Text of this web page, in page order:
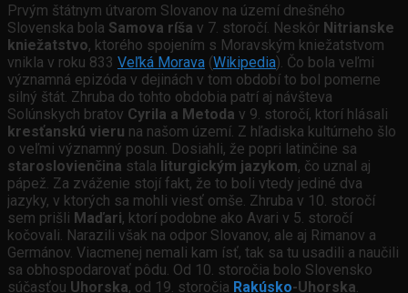
Prvým štátnym útvarom Slovanov na území dnešného
Slovenska bola Samova ríša v 7. storočí. Neskôr Nitrianske
kniežatstvo, ktorého spojením s Moravským kniežatstvom
vnikla v roku 833 Veľká Morava (Wikipedia). Čo bola veľmi
významná epizóda v dejinách v tom období to bol pomerne
silný štát. Zhruba do tohto obdobia patrí aj návšteva
Solúnskych bratov Cyrila a Metoda v 9. storočí, ktorí hlásali
kresťanskú vieru na našom území. Z hľadiska kultúrneho šlo
o veľmi významný posun. Dosiahli, že popri latinčine sa
staroslovienčina stala liturgickým jazykom, čo uznal aj
pápež. Za zváženie stojí fakt, že to boli vtedy jediné dva
jazyky, v ktorých sa mohli viesť omše. Zhruba v 10. storočí
sem prišli Maďari, ktorí podobne ako Avari v 5. storočí
kočovali. Narazili však na odpor Slovanov, ale aj Rimanov a
Germánov. Viacmenej nemali kam ísť, tak sa tu usadili a naučili
sa obhospodarovať pôdu. Od 10. storočia bolo Slovensko
súčasťou Uhorska, od 19. storočia Rakúsko-Uhorska